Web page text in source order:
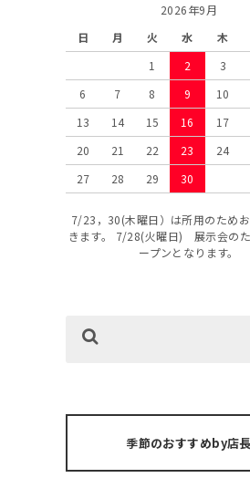
2026年9月
日
月 火 水 木
1
2 3
6
7 8 9 10
13
14 15 16 17
20
21 22 23 24
27
28 29 30
7/23，30(木曜日）は所用のため
きます。 7/28(火曜日) 展示会の
ープンとなります。
季節のおすすめby店長